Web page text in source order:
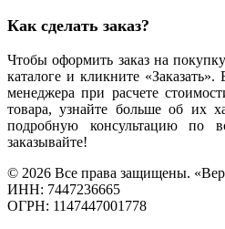
Как сделать заказ?
Чтобы оформить заказ на
каталоге и кликните «Заказать».
менеджера при расчете
товара, узнайте больше об их
подробную консультацию по
заказывайте!
© 2026 Все права защищены.
ИНН: 7447236665
ОГРН: 1147447001778